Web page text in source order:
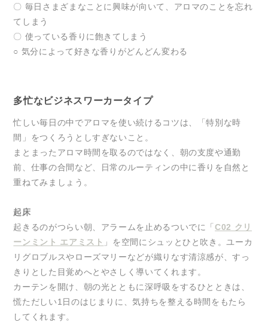
〇 毎日さまざまなことに興味が向いて、アロマのことを忘れ
てしまう
〇 使っている香りに飽きてしまう
○ 気分によって好きな香りがどんどん変わる
多忙なビジネスワーカータイプ
忙しい毎日の中でアロマを使い続けるコツは、「特別な時
間」をつくろうとしすぎないこと。
まとまったアロマ時間を取るのではなく、朝の支度や通勤
前、仕事の合間など、日常のルーティンの中に香りを自然と
重ねてみましょう。
起床
起きるのがつらい朝、アラームを止めるついでに「C02 クリ
ーンミント エアミスト 」を空間にシュッとひと吹き。ユーカ
リグロブルスやローズマリーなどが織りなす清涼感が、すっ
きりとした目覚めへとやさしく導いてくれます。
カーテンを開け、朝の光とともに深呼吸をするひとときは、
慌ただしい1日のはじまりに、気持ちを整える時間をもたら
してくれます。